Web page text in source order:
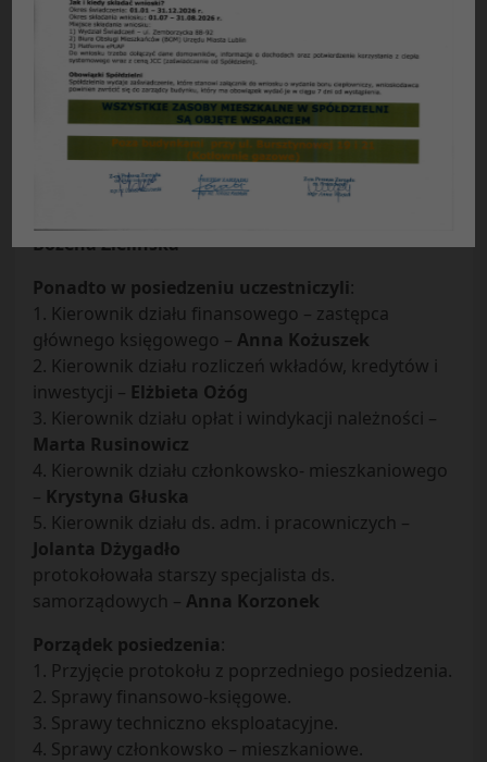
Protokół Nr 06
z posiedzenia Zarządu Spółdzielni
Mieszkaniowej „Czuby” w Lublinie odbytego
w dniu 08.02.2011 r.
Prezes Zarządu –Ryszard Burski
Zastępca Prezesa – Główny Księgowy –Adam
Bożena Zielińska
Ponadto w posiedzeniu uczestniczyli:
1. Kierownik działu finansowego – zastępca
głównego księgowego – Anna Kożuszek
2. Kierownik działu rozliczeń wkładów, kredytów i
inwestycji – Elżbieta Ożóg
3. Kierownik działu opłat i windykacji należności –
Marta Rusinowicz
4. Kierownik działu członkowsko- mieszkaniowego
– Krystyna Głuska
5. Kierownik działu ds. adm. i pracowniczych –
Jolanta Dżygadło
protokołowała starszy specjalista ds.
samorządowych – Anna Korzonek
Porządek posiedzenia:
1. Przyjęcie protokołu z poprzedniego posiedzenia.
2. Sprawy finansowo-księgowe.
3. Sprawy techniczno eksploatacyjne.
4. Sprawy członkowsko – mieszkaniowe.